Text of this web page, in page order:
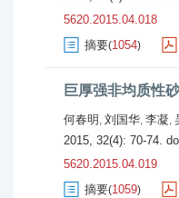
5620.2015.04.018
摘要(1054)
巨厚强非均质性
何春明 , 刘国华, 李凝,
2015, 32(4): 70-74.
5620.2015.04.019
摘要(1059)